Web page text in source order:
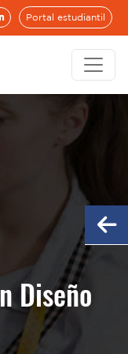
Portal estudiantil
Diseño
Diseño